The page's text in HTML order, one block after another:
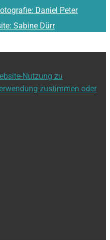
Daniel Peter
Sabine Dürr
Nutzung zu
zustimmen oder